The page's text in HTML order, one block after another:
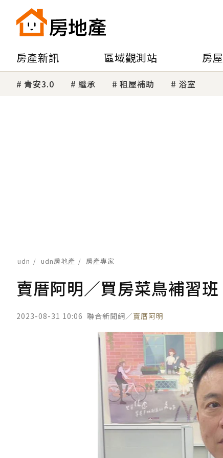
房產新訊 區域觀測站 房
青安3.0 繼承 租屋補助 浴室
udn udn房地產 房產專家
賣厝阿明／買房菜鳥補習
2023-08-31 10:06 聯合新聞網／賣厝阿明